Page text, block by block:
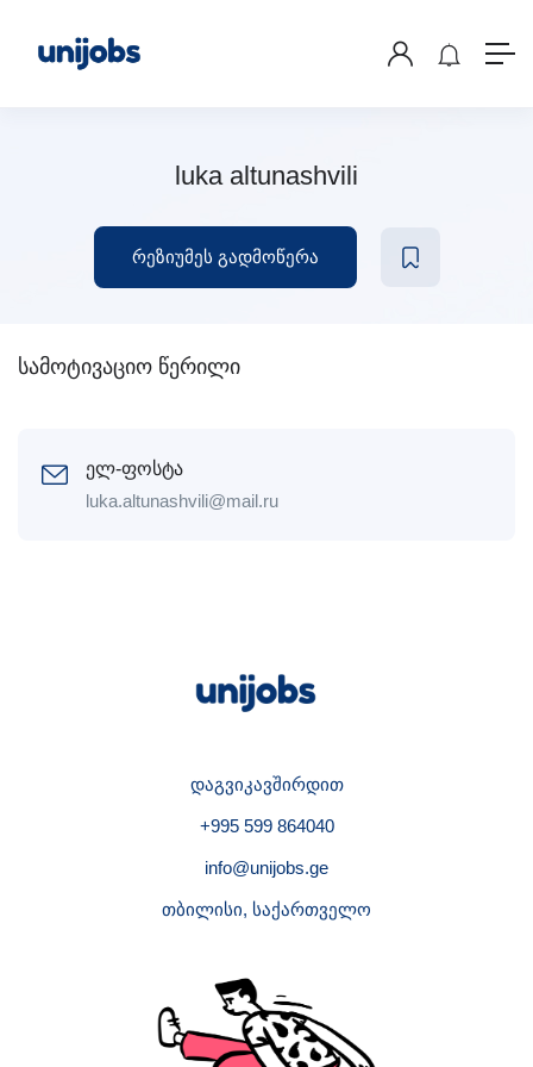
luka altunashvili
რეზიუმეს გადმოწერა
სამოტივაციო წერილი
ელ-ფოსტა
luka.altunashvili@mail.ru
დაგვიკავშირდით
+995 599 864040
info@unijobs.ge
თბილისი, საქართველო